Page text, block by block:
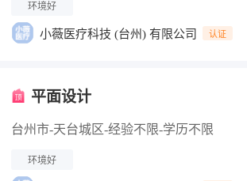
环境好
小薇医疗科技 (台州) 有限公司 认证
平面设计
台州市-天台城区-经验不限-学历不限
环境好